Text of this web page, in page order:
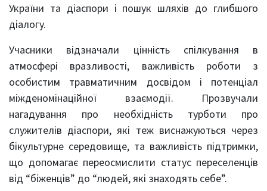
України та діаспори і пошук шляхів до глибшого
діалогу.
Учасники відзначали цінність спілкування в
атмосфері вразливості, важливість роботи з
особистим травматичним досвідом і потенціал
міжденомінаційної взаємодії. Прозвучали
нагадування про необхідність турботи про
служителів діаспори, які теж виснажуються через
бікультурне середовище, та важливість підтримки,
що допомагає переосмислити статус переселенців
від “біженців” до “людей, які знаходять себе”.